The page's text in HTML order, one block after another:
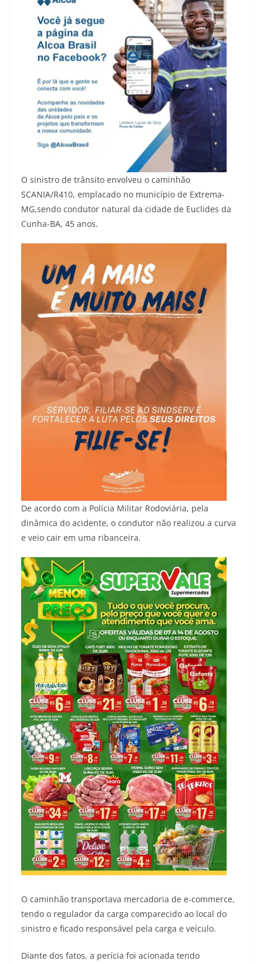
O sinistro de trânsito envolveu o caminhão
SCANIA/R410, emplacado no município de Extrema-
MG,sendo condutor natural da cidade de Euclides da
Cunha-BA, 45 anos.
De acordo com a Polícia Militar Rodoviária, pela
dinâmica do acidente, o condutor não realizou a curva
e veio cair em uma ribanceira.
O caminhão transportava mercadoria de e-commerce,
tendo o regulador da carga comparecido ao local do
sinistro e ficado responsável pela carga e veículo.
Diante dos fatos, a perícia foi acionada tendo